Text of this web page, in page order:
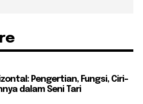
Pengertian, Fungsi, Ciri-
dalam Seni Tari